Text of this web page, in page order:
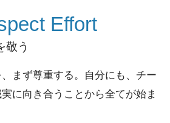
Effort
敬う
まず尊重する。
自分にも、チー
に向き合うことから全てが始ま